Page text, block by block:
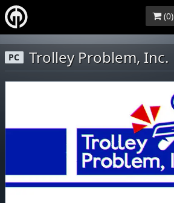
(0)
PC Trolley Problem, Inc.